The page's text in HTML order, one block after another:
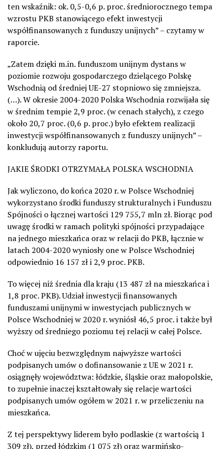
ten wskaźnik: ok. 0,5-0,6 p. proc. średniorocznego tempa
wzrostu PKB stanowiącego efekt inwestycji
współfinansowanych z funduszy unijnych” – czytamy w
raporcie.
„Zatem dzięki m.in. funduszom unijnym dystans w
poziomie rozwoju gospodarczego dzielącego Polskę
Wschodnią od średniej UE-27 stopniowo się zmniejsza.
(…). W okresie 2004-2020 Polska Wschodnia rozwijała się
w średnim tempie 2,9 proc. (w cenach stałych), z czego
około 20,7 proc. (0,6 p. proc.) było efektem realizacji
inwestycji współfinansowanych z funduszy unijnych” –
konkludują autorzy raportu.
JAKIE ŚRODKI OTRZYMAŁA POLSKA WSCHODNIA
Jak wyliczono, do końca 2020 r. w Polsce Wschodniej
wykorzystano środki funduszy strukturalnych i Funduszu
Spójności o łącznej wartości 129 755,7 mln zł. Biorąc pod
uwagę środki w ramach polityki spójności przypadające
na jednego mieszkańca oraz w relacji do PKB, łącznie w
latach 2004-2020 wyniosły one w Polsce Wschodniej
odpowiednio 16 157 zł i 2,9 proc. PKB.
To więcej niż średnia dla kraju (13 487 zł na mieszkańca i
1,8 proc. PKB). Udział inwestycji finansowanych
funduszami unijnymi w inwestycjach publicznych w
Polsce Wschodniej w 2020 r. wyniósł 46,5 proc. i także był
wyższy od średniego poziomu tej relacji w całej Polsce.
Choć w ujęciu bezwzględnym najwyższe wartości
podpisanych umów o dofinansowanie z UE w 2021 r.
osiągnęły województwa: łódzkie, śląskie oraz małopolskie,
to zupełnie inaczej kształtowały się relacje wartości
podpisanych umów ogółem w 2021 r. w przeliczeniu na
mieszkańca.
Z tej perspektywy liderem było podlaskie (z wartością 1
309 zł), przed łódzkim (1 075 zł) oraz warmińsko-